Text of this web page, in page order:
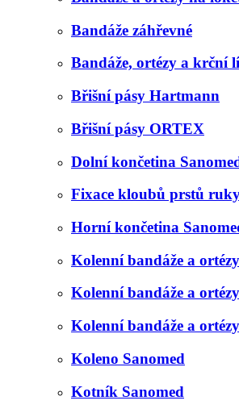
Bandáže záhřevné
Bandáže, ortézy a krční
Břišní pásy Hartmann
Břišní pásy ORTEX
Dolní končetina
Fixace kloubů prstů
Horní končetina
Kolenní bandáže a
Kolenní bandáže a
Kolenní bandáže a
Koleno Sanomed
Kotník Sanomed